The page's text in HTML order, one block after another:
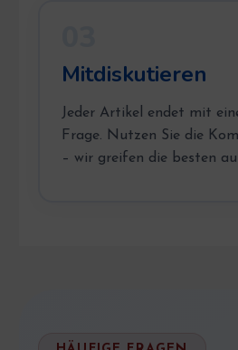
Mitdiskutieren
Jeder Artikel endet mit
Frage. Nutzen Sie die
– wir greifen die besten